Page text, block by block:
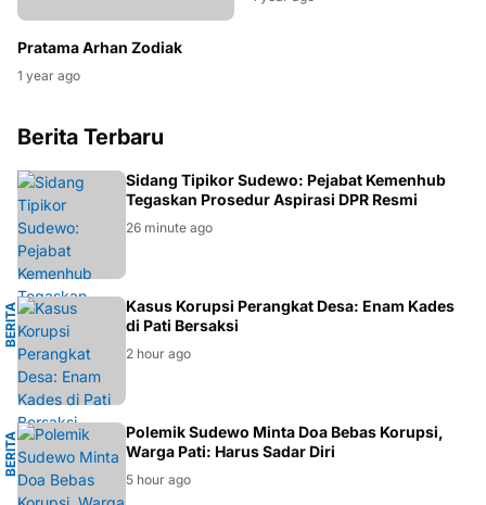
Pratama Arhan Zodiak
1 year ago
HUKUM
Tegaskan Prosedur Aspirasi DPR Resmi
26 minute ago
B
E
R
I
T
A
H
U
K
UM
di Pati Bersaksi
2 hour ago
B
E
R
I
T
A
D
A
E
R
AH
Warga Pati: Harus Sadar Diri
5 hour ago